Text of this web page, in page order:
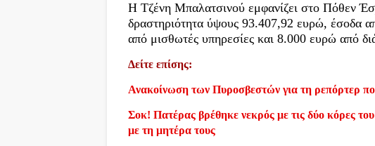
Η Τζένη Μπαλατσινού εμφανίζει στο Πόθεν
δραστηριότητα ύψους 93.407,92 ευρώ, έσοδα
από μισθωτές υπηρεσίες και 8.000 ευρώ από
Δείτε επίσης:
Ανακοίνωση των Πυροσβεστών για τη ρεπόρτερ
Σοκ! Πατέρας βρέθηκε νεκρός με τις δύο κόρες του
με τη μητέρα τους